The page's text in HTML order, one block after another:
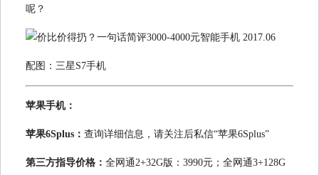
呢？
配图：三星S7手机
苹果手机：
苹果6Splus： 查询详细信息，请关注后私信“苹果6Splus”
第三方指导价格： 全网通2+32G版：3990元；全网通3+128G